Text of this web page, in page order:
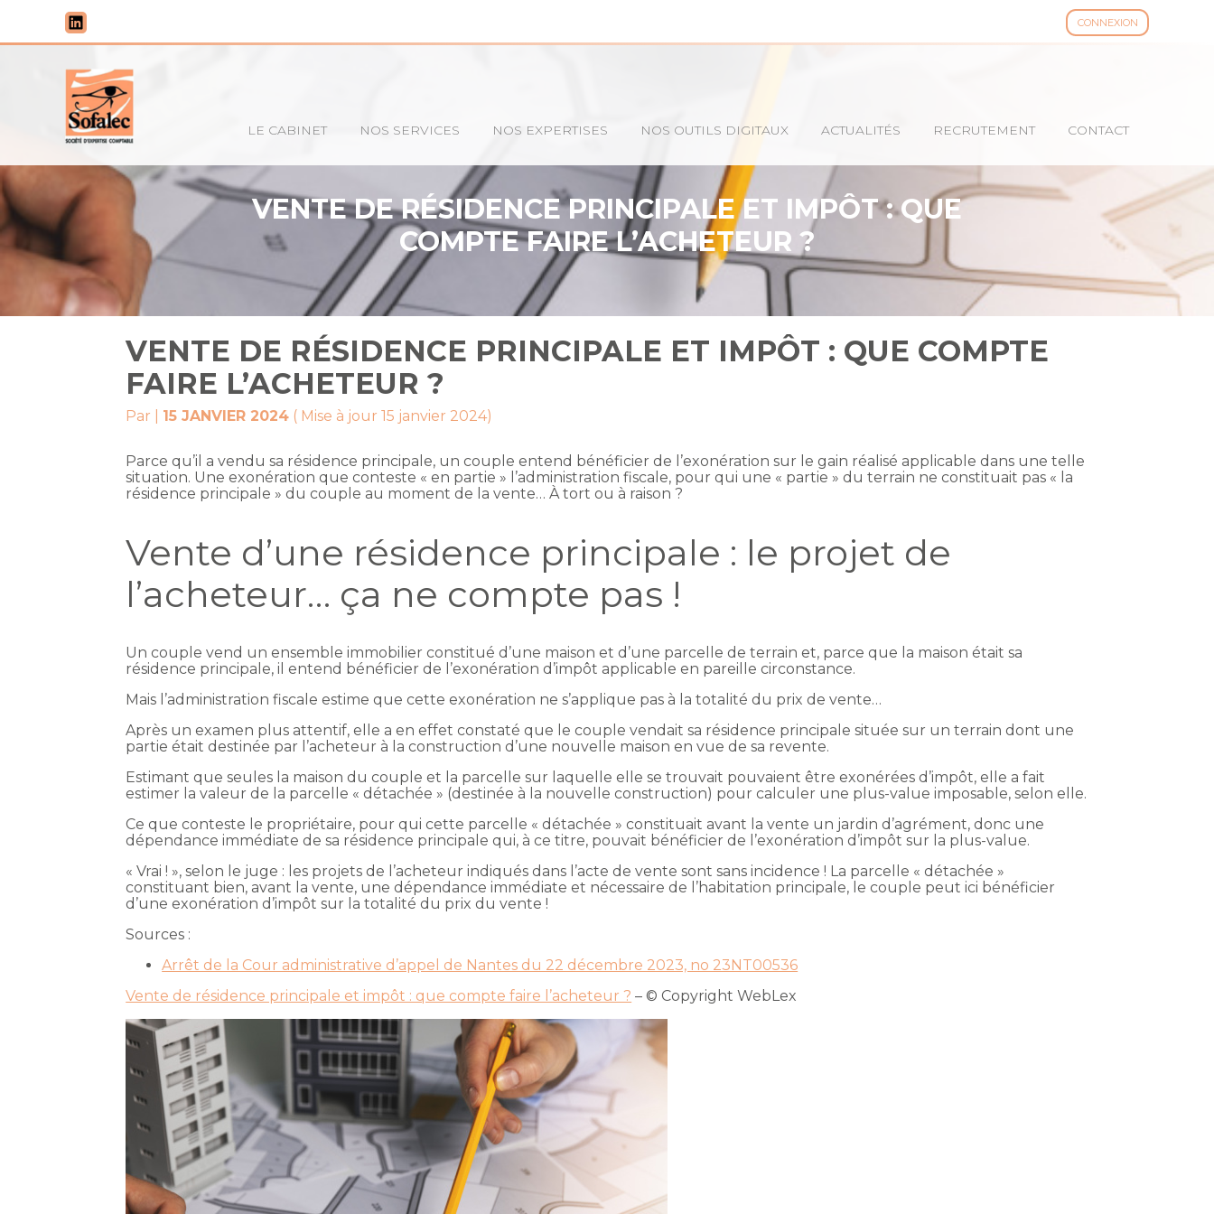
CONNEXION
Aller
au
contenu
Principal
LE CABINET NOS SERVICES NOS EXPERTISES NOS OUTILS DIGITAUX ACTUALITÉS RECRUTEMENT CONTACT
VENTE DE RÉSIDENCE PRINCIPALE ET IMPÔT : QUE
COMPTE FAIRE L’ACHETEUR ?
VENTE DE RÉSIDENCE PRINCIPALE ET IMPÔT : QUE COMPTE
FAIRE L’ACHETEUR ?
Par 15 JANVIER 2024 ( Mise à jour 15 janvier 2024)
Parce qu’il a vendu sa résidence principale, un couple entend bénéficier de l’exonération sur le gain réalisé applicable dans une telle
situation. Une exonération que conteste « en partie » l’administration fiscale, pour qui une « partie » du terrain ne constituait pas « la
résidence principale » du couple au moment de la vente… À tort ou à raison ?
Vente d’une résidence principale : le projet de
l’acheteur… ça ne compte pas !
Un couple vend un ensemble immobilier constitué d’une maison et d’une parcelle de terrain et, parce que la maison était sa
résidence principale, il entend bénéficier de l’exonération d’impôt applicable en pareille circonstance.
Mais l’administration fiscale estime que cette exonération ne s’applique pas à la totalité du prix de vente…
Après un examen plus attentif, elle a en effet constaté que le couple vendait sa résidence principale située sur un terrain dont une
partie était destinée par l’acheteur à la construction d’une nouvelle maison en vue de sa revente.
Estimant que seules la maison du couple et la parcelle sur laquelle elle se trouvait pouvaient être exonérées d’impôt, elle a fait
estimer la valeur de la parcelle « détachée » (destinée à la nouvelle construction) pour calculer une plus-value imposable, selon elle.
Ce que conteste le propriétaire, pour qui cette parcelle « détachée » constituait avant la vente un jardin d’agrément, donc une
dépendance immédiate de sa résidence principale qui, à ce titre, pouvait bénéficier de l’exonération d’impôt sur la plus-value.
« Vrai ! », selon le juge : les projets de l’acheteur indiqués dans l’acte de vente sont sans incidence ! La parcelle « détachée »
constituant bien, avant la vente, une dépendance immédiate et nécessaire de l’habitation principale, le couple peut ici bénéficier
d’une exonération d’impôt sur la totalité du prix du vente !
Sources :
Arrêt de la Cour administrative d’appel de Nantes du 22 décembre 2023, no 23NT00536
Vente de résidence principale et impôt : que compte faire l’acheteur ? – © Copyright WebLex